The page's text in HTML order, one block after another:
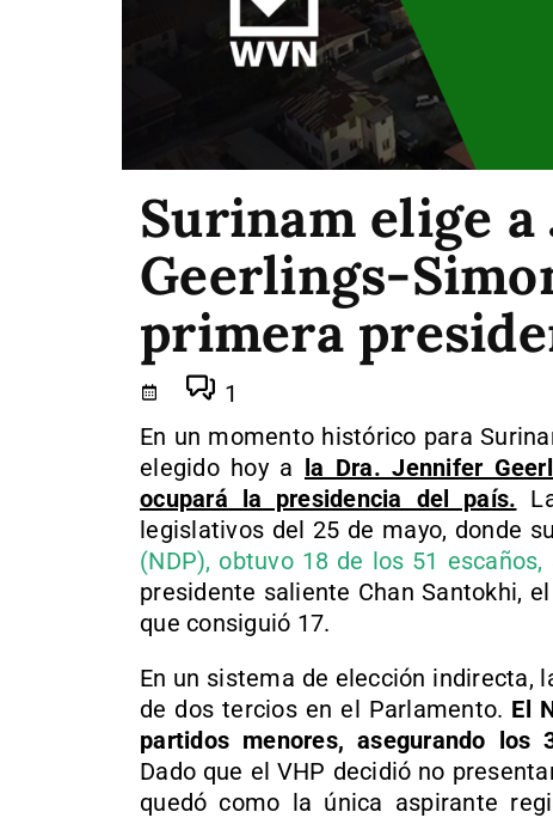
Surinam elige
Geerlings-
primera
1
En un momento histórico para
elegido hoy a la Dra. Jennifer
ocupará la presidencia del país.
legislativos del 25 de mayo, donde
(NDP), obtuvo 18 de los 51 escaños,
presidente saliente Chan Santokhi,
que consiguió 17.
En un sistema de elección indirecta,
de dos tercios en el Parlamento. El
partidos menores, asegurando los
Dado que el VHP decidió no
quedó como la única aspirante